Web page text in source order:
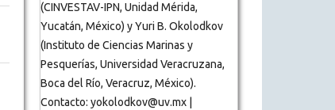
(CINVESTAV-IPN, Unidad Mérida,
Yucatán, México) y Yuri B. Okolodkov
(Instituto de Ciencias Marinas y
Pesquerías, Universidad Veracruzana,
Boca del Río, Veracruz, México).
Contacto: yokolodkov@uv.mx |